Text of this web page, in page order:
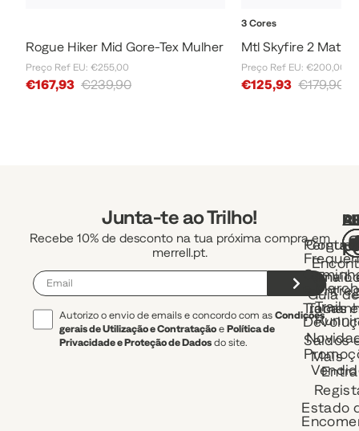
Rogue Hiker Mid Gore-Tex Mulher
Preço Ref EU: €255,00
Sale Price
€167,93 €239,90
3 Cores
Mtl Skyfire 2
Preço Ref EU: €200,00
Sale Price
€125,93 €179,90
Junta-te ao Trilho!
Recebe 10% de desconto na tua próxima compra em
merrell.pt.
Autorizo o envio de emails e concordo com asCondições
gerais de Utilização e Contratação ePolítica de
Privacidade e Proteção de Dados do site.
Envio
Trocas e
Saldos
Estado
uma
Guia de
e
Trail
Mais